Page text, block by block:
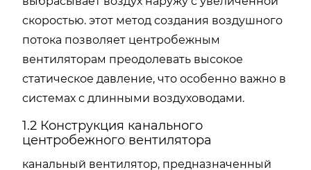
скоростью. этот метод создания воздушного
потока позволяет центробежным
вентиляторам преодолевать высокое
статическое давление, что особенно важно в
системах с длинными воздуховодами.
1.2 Конструкция канального
центробежного вентилятора
канальный вентилятор, предназначенный